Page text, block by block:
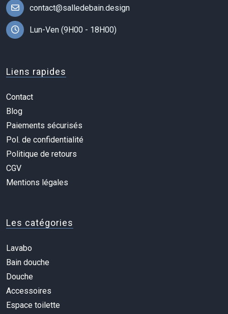
contact@salledebain.design
Lun-Ven (9H00 - 18H00)
Liens rapides
Contact
Blog
Paiements sécurisés
Pol. de confidentialité
Politique de retours
CGV
Mentions légales
Les catégories
Lavabo
Bain douche
Douche
Accessoires
Espace toilette